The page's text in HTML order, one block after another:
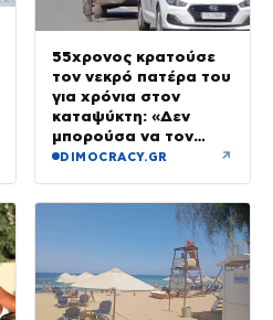
55χρονος κρατούσε
τον νεκρό πατέρα του
για χρόνια στον
καταψύκτη: «Δεν
μπορούσα να τον
αποχωριστώ»
DIMOCRACY.GR ↗